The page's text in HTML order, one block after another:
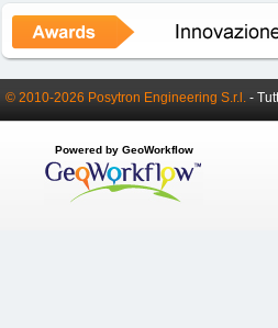
© 2010-2026 Posytron Engineering S.r.l. -
Powered by GeoWorkflow